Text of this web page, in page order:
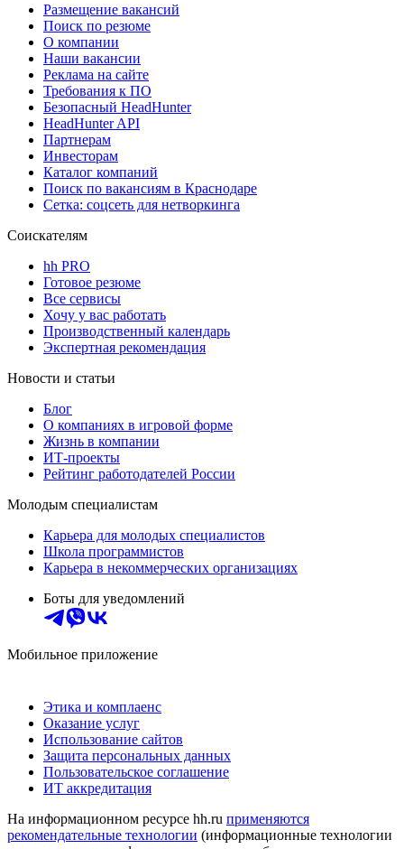
Размещение вакансий
Поиск по резюме
О компании
Наши вакансии
Реклама на сайте
Требования к ПО
Безопасный HeadHunter
HeadHunter API
Партнерам
Инвесторам
Каталог компаний
Поиск по вакансиям в Краснодаре
Сетка: соцсеть для нетворкинга
Соискателям
hh PRO
Готовое резюме
Все сервисы
Хочу у вас работать
Производственный календарь
Экспертная рекомендация
Новости и статьи
Блог
О компаниях в игровой форме
Жизнь в компании
ИТ-проекты
Рейтинг работодателей России
Молодым специалистам
Карьера для молодых специалистов
Школа программистов
Карьера в некоммерческих организациях
Боты для уведомлений
Мобильное приложение
Этика и комплаенс
Оказание услуг
Использование сайтов
Защита персональных данных
Пользовательское соглашение
ИТ аккредитация
На информационном ресурсе hh.ru применяются
рекомендательные технологии (информационные технологии